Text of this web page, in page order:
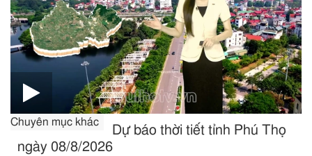
Chuyên mục khác
Dự báo thời tiết tỉnh Phú Thọ
ngày 08/8/2026